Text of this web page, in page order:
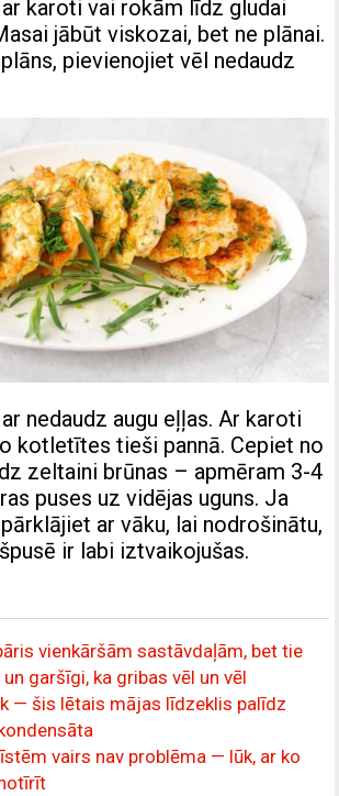
karoti vai rokām līdz gludai
jābūt viskozai, bet ne plānai.
pievienojiet vēl nedaudz
nedaudz augu eļļas. Ar karoti
kotletītes tieši pannā. Cepiet no
zeltaini brūnas – apmēram 3-4
puses uz vidējas uguns. Ja
ar vāku, lai nodrošinātu,
ir labi iztvaikojušas.
vienkāršām sastāvdaļām, bet tie
garšīgi, ka gribas vēl un vēl
— šis lētais mājas līdzeklis palīdz
vairs nav problēma — lūk, ar ko